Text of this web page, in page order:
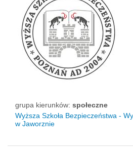
grupa kierunków: społeczne
Wyższa Szkoła Bezpieczeństwa -
w Jaworznie